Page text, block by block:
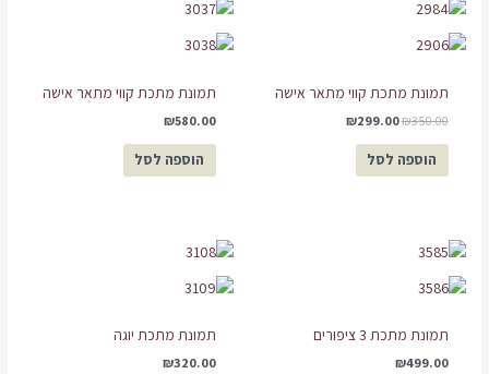
תמונת מתכת קווי מתאר אישה
₪350.00
₪299.00
הוספה לסל
תמונת מתכת קווי מתאר אישה
₪580.00
הוספה לסל
תמונת מתכת 3 ציפורים
₪499.00
תמונת מתכת יוגה
₪320.00